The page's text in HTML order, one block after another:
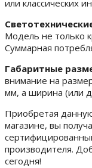
или классических
Модель не только
Суммарная
Габаритные
внимание на
мм, а ширина (или
Приобретая
магазине, вы
производителя.
сегодня!